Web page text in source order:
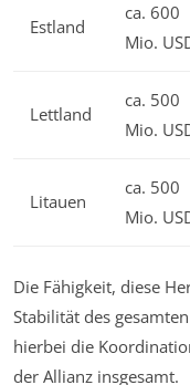
Estland
ca. 600
Mio.
Lettland
ca. 500
Mio.
Litauen
ca. 500
Mio.
Die Fähigkeit, diese
Stabilität des
hierbei die
der Allianz insgesamt.